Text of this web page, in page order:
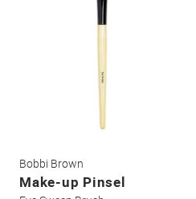
Bobbi Brown
Make-up Pinsel